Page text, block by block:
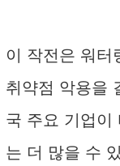
이 작전은 워터
취약점 악용을
국 주요 기업이
는 더 많을 수